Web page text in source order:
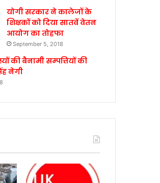
योगी सरकार ने कालेजों के
शिक्षकों को दिया सातवें वेतन
आयोग का तोहफा
September 5, 2018
की बैनामी सम्पत्तियों की
नेगी